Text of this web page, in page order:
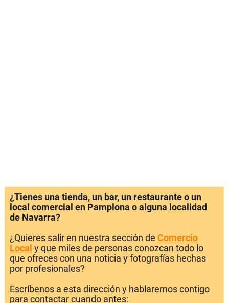
¿Tienes una tienda, un bar, un restaurante o un
local comercial en Pamplona o alguna localidad
de Navarra?
¿Quieres salir en nuestra sección de Comercio
Local y que miles de personas conozcan todo lo
que ofreces con una noticia y fotografías hechas
por profesionales?
Escríbenos a esta dirección y hablaremos contigo
para contactar cuando antes: